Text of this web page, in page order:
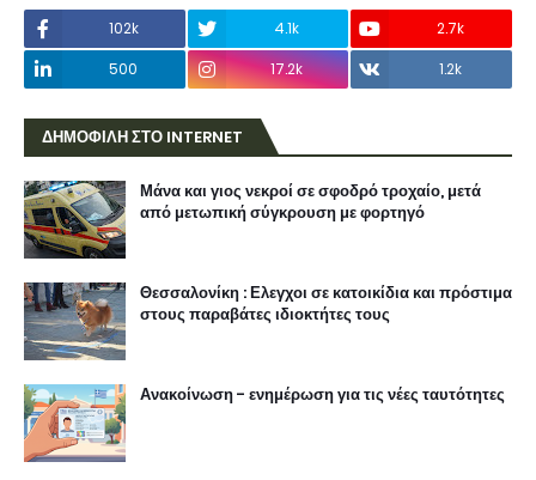
102k 4.1k
2.7k
500
17.2k 1.2k
ΔΗΜΟΦΙΛΗ ΣΤΟ INTERNET
Μάνα και γιος νεκροί σε σφοδρό τροχαίο, μετά
από μετωπική σύγκρουση με φορτηγό
Θεσσαλονίκη : Ελεγχοι σε κατοικίδια και πρόστιμα
στους παραβάτες ιδιοκτήτες τους
Ανακοίνωση - ενημέρωση για τις νέες ταυτότητες